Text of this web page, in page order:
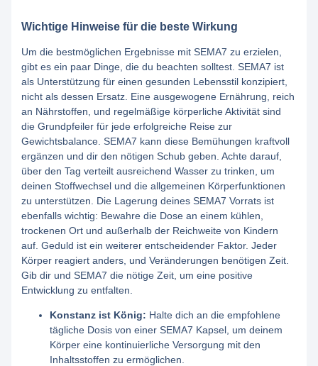
Wichtige Hinweise für die beste Wirkung
Um die bestmöglichen Ergebnisse mit SEMA7 zu erzielen,
gibt es ein paar Dinge, die du beachten solltest. SEMA7 ist
als Unterstützung für einen gesunden Lebensstil konzipiert,
nicht als dessen Ersatz. Eine ausgewogene Ernährung, reich
an Nährstoffen, und regelmäßige körperliche Aktivität sind
die Grundpfeiler für jede erfolgreiche Reise zur
Gewichtsbalance. SEMA7 kann diese Bemühungen kraftvoll
ergänzen und dir den nötigen Schub geben. Achte darauf,
über den Tag verteilt ausreichend Wasser zu trinken, um
deinen Stoffwechsel und die allgemeinen Körperfunktionen
zu unterstützen. Die Lagerung deines SEMA7 Vorrats ist
ebenfalls wichtig: Bewahre die Dose an einem kühlen,
trockenen Ort und außerhalb der Reichweite von Kindern
auf. Geduld ist ein weiterer entscheidender Faktor. Jeder
Körper reagiert anders, und Veränderungen benötigen Zeit.
Gib dir und SEMA7 die nötige Zeit, um eine positive
Entwicklung zu entfalten.
Konstanz ist König: Halte dich an die empfohlene
tägliche Dosis von einer SEMA7 Kapsel, um deinem
Körper eine kontinuierliche Versorgung mit den
Inhaltsstoffen zu ermöglichen.